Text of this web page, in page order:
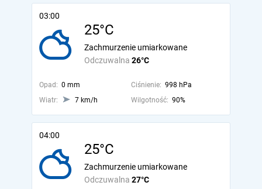
03:00
25°C
Odczuwalna 26°C
Zachmurzenie umiarkowane
Opad: 0 mm Ciśnienie: 998 hPa
Wiatr:
7 km/h Wilgotność: 90%
04:00
25°C
Odczuwalna 27°C
Zachmurzenie umiarkowane